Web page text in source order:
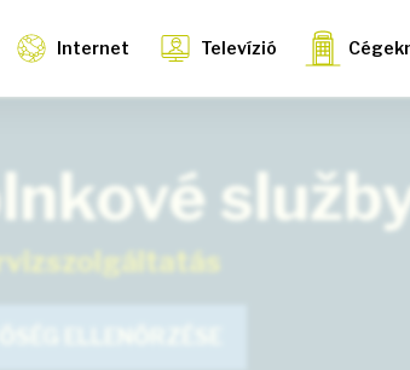
Internet Televízió